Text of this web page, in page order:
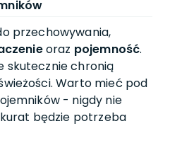
przechowywania,
oraz pojemność.
skutecznie chronią
Warto mieć pod
- nigdy nie
będzie potrzeba